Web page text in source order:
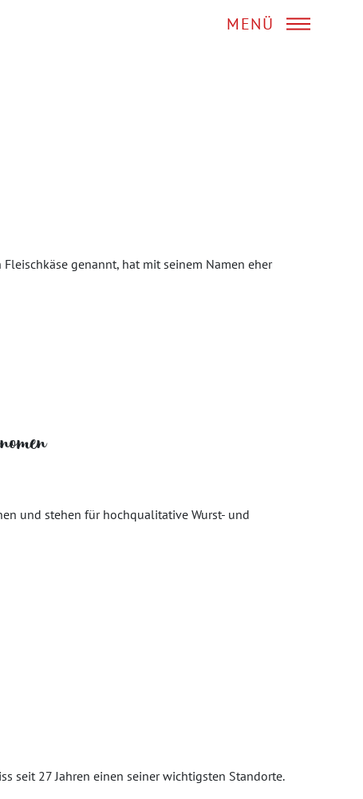
MENÜ
genannt, hat mit seinem Namen eher
und stehen für hochqualitative Wurst- und
seit 27 Jahren einen seiner wichtigsten Standorte.